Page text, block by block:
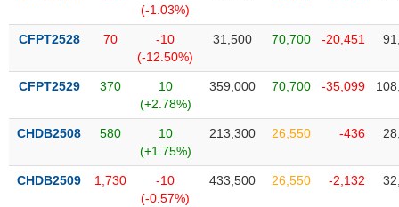
Hồ
doanh
nghiệp
Tin
tức
kiện
(-1.03%)
CFPT2528 70
-10
(-12.50%)
31,500 70,700 -20,451
CFPT2529 370
10
(+2.78%)
359,000 70,700 -35,099
CHDB2508 580
10
(+1.75%)
213,300 26,550 -436
CHDB2509 1,730
-10
(-0.57%)
433,500 26,550 -2,132
NGUYÊN
LIỆU